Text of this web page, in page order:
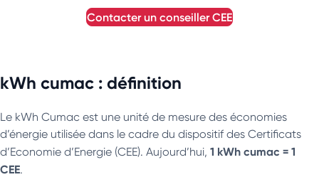
contacter un conseillerCEE
kWh cumac : définition
Le kWh Cumac est une unité de mesure des économies
d’énergie utilisée dans le cadre du dispositif des Certificats
d’Economie d’Energie (CEE). Aujourd’hui, 1 kWh cumac = 1
CEE.